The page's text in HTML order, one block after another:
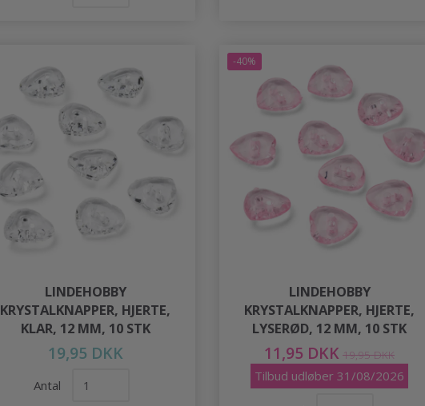
LINDEHOBBY
KRYSTALKNAPPER, HJERTE,
KLAR, 12 MM, 10 STK
19,95 DKK
Antal
-40%
LINDEHOBBY
KRYSTALKNAPPER, HJERTE,
LYSERØD, 12 MM, 10 STK
11,95 DKK 19,95 DKK
Tilbud udløber 31/08/2026